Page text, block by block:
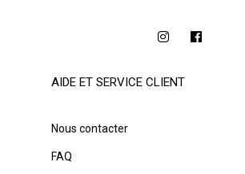
AIDE ET SERVICE CLIENT
Nous contacter
FAQ